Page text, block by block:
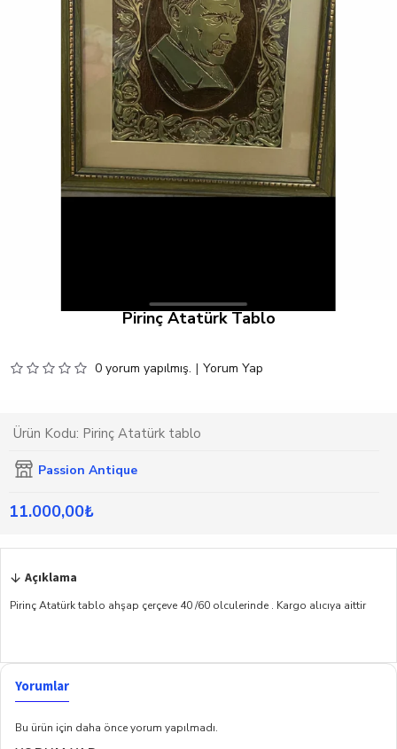
Pirinç Atatürk Tablo
0 yorum yapılmış. | Yorum Yap
11.000,00₺
Ürün Kodu: Pirinç Atatürk tablo
Passion Antique
Açıklama
Pirinç Atatürk tablo ahşap çerçeve 40 /60 olculerinde . Kargo alıcıya aittir
Yorumlar
Bu ürün için daha önce yorum yapılmadı.